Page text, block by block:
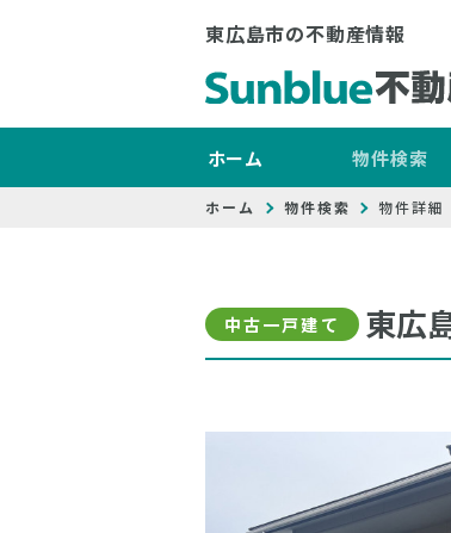
東広島市の不動産情報
ホーム 物件検索
ホーム 物件検索 物件詳細
中古一戸建て 東広